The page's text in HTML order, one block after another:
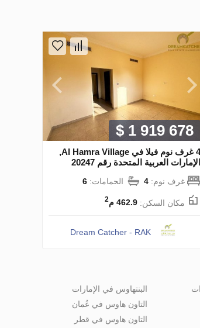
$ 1 919 678
4 غرف نوم فيلا في Al Hamra Village,
الإمارات العربية المتحدة رقم 20247
غرف نوم: 4 الحمامات: 6
مكان السكن: 462.9 م 2
Dream Catcher - RAK
البنتهاوس في الإمارات
التاون هاوس في عُمان
التاون هاوس في قطر